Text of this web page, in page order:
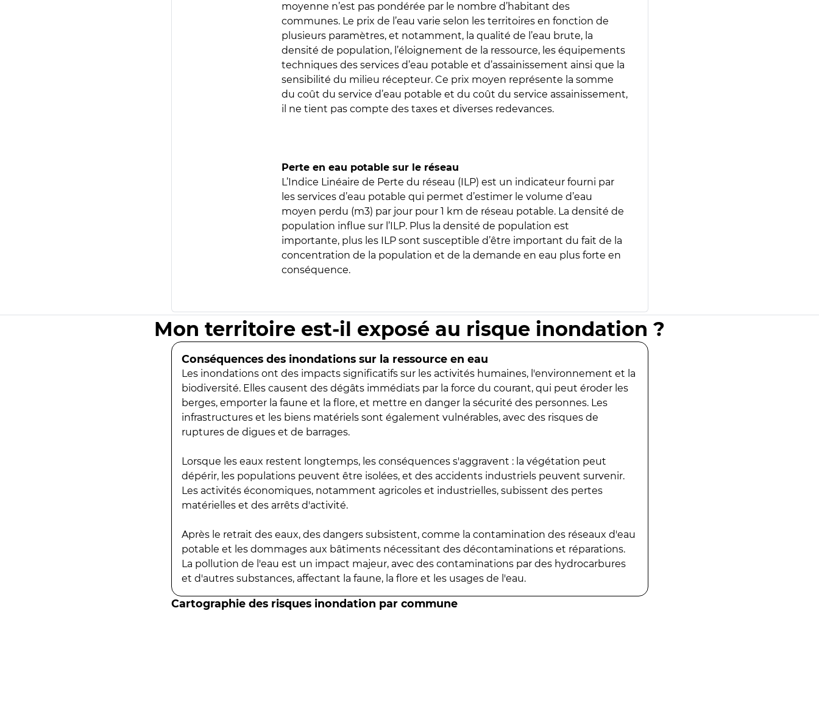
moyenne n’est pas pondérée par le nombre d’habitant des
communes. Le prix de l’eau varie selon les territoires en fonction de
plusieurs paramètres, et notamment, la qualité de l’eau brute, la
densité de population, l’éloignement de la ressource, les équipements
techniques des services d’eau potable et d’assainissement ainsi que la
sensibilité du milieu récepteur. Ce prix moyen représente la somme
du coût du service d’eau potable et du coût du service assainissement,
il ne tient pas compte des taxes et diverses redevances.
Perte en eau potable sur le réseau
L’Indice Linéaire de Perte du réseau (ILP) est un indicateur fourni par
les services d’eau potable qui permet d’estimer le volume d’eau
moyen perdu (m3) par jour pour 1 km de réseau potable. La densité de
population influe sur l’ILP. Plus la densité de population est
importante, plus les ILP sont susceptible d’être important du fait de la
concentration de la population et de la demande en eau plus forte en
conséquence.
Mon territoire est-il exposé au risque inondation ?
Conséquences des inondations sur la ressource en eau
Les inondations ont des impacts significatifs sur les activités humaines, l'environnement et la
biodiversité. Elles causent des dégâts immédiats par la force du courant, qui peut éroder les
berges, emporter la faune et la flore, et mettre en danger la sécurité des personnes. Les
infrastructures et les biens matériels sont également vulnérables, avec des risques de
ruptures de digues et de barrages.
Lorsque les eaux restent longtemps, les conséquences s'aggravent : la végétation peut
dépérir, les populations peuvent être isolées, et des accidents industriels peuvent survenir.
Les activités économiques, notamment agricoles et industrielles, subissent des pertes
matérielles et des arrêts d'activité.
Après le retrait des eaux, des dangers subsistent, comme la contamination des réseaux d'eau
potable et les dommages aux bâtiments nécessitant des décontaminations et réparations.
La pollution de l'eau est un impact majeur, avec des contaminations par des hydrocarbures
et d'autres substances, affectant la faune, la flore et les usages de l'eau.
Cartographie des risques inondation par commune